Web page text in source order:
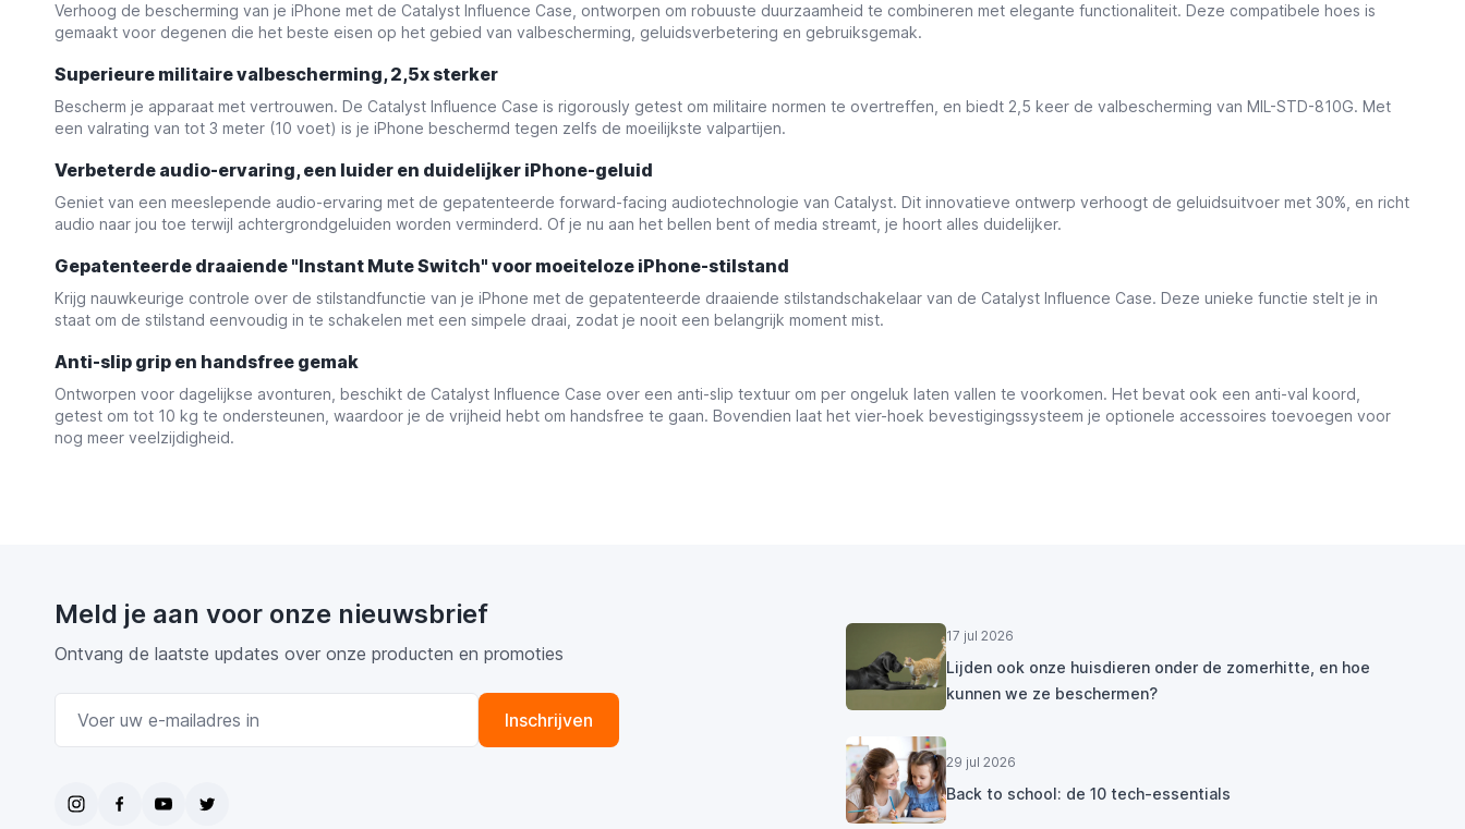
Verhoog de bescherming van je iPhone met de Catalyst Influence Case, ontworpen om robuuste duurzaamheid te combineren met elegante functionaliteit. Deze compatibele hoes is
gemaakt voor degenen die het beste eisen op het gebied van valbescherming, geluidsverbetering en gebruiksgemak.
Superieure militaire valbescherming, 2,5x sterker
Bescherm je apparaat met vertrouwen. De Catalyst Influence Case is rigorously getest om militaire normen te overtreffen, en biedt 2,5 keer de valbescherming van MIL-STD-810G. Met
een valrating van tot 3 meter (10 voet) is je iPhone beschermd tegen zelfs de moeilijkste valpartijen.
Verbeterde audio-ervaring, een luider en duidelijker iPhone-geluid
Geniet van een meeslepende audio-ervaring met de gepatenteerde forward-facing audiotechnologie van Catalyst. Dit innovatieve ontwerp verhoogt de geluidsuitvoer met 30%, en richt
audio naar jou toe terwijl achtergrondgeluiden worden verminderd. Of je nu aan het bellen bent of media streamt, je hoort alles duidelijker.
Gepatenteerde draaiende "Instant Mute Switch" voor moeiteloze iPhone-stilstand
Krijg nauwkeurige controle over de stilstandfunctie van je iPhone met de gepatenteerde draaiende stilstandschakelaar van de Catalyst Influence Case. Deze unieke functie stelt je in
staat om de stilstand eenvoudig in te schakelen met een simpele draai, zodat je nooit een belangrijk moment mist.
Anti-slip grip en handsfree gemak
Ontworpen voor dagelijkse avonturen, beschikt de Catalyst Influence Case over een anti-slip textuur om per ongeluk laten vallen te voorkomen. Het bevat ook een anti-val koord,
getest om tot 10 kg te ondersteunen, waardoor je de vrijheid hebt om handsfree te gaan. Bovendien laat het vier-hoek bevestigingssysteem je optionele accessoires toevoegen voor
nog meer veelzijdigheid.
Meld je aan voor onze nieuwsbrief
Ontvang de laatste updates over onze producten en promoties
Inschrijven
17 jul 2026
Lijden ook onze huisdieren onder de zomerhitte, en hoe
kunnen we ze beschermen?
29 jul 2026
Back to school: de 10 tech-essentials